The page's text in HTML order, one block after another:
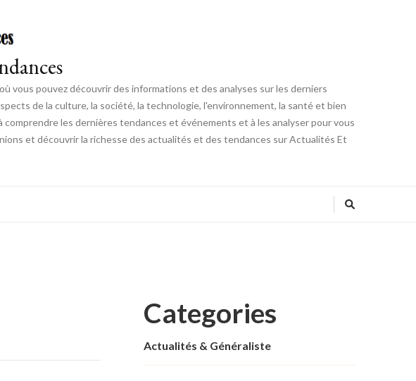
pouvez découvrir des informations et des analyses sur les derniers
de la culture, la société, la technologie, l'environnement, la santé et bien
les dernières tendances et événements et à les analyser pour vous
et découvrir la richesse des actualités et des tendances sur Actualités Et
Categories
Actualités & Généraliste